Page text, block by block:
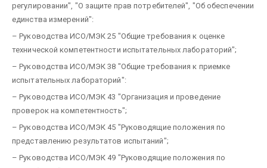
регулировании", "О защите прав потребителей", "Об обеспечении
единства измерений":
– Руководства ИСО/МЭК 25 "Общие требования к оценке
технической компетентности испытательных лабораторий";
– Руководства ИСО/МЭК 38 "Общие требования к приемке
испытательных лабораторий":
– Руководства ИСО/МЭК 43 "Организация и проведение
проверок на компетентность";
– Руководства ИСО/МЭК 45 "Руководящие положения по
представлению результатов испытаний";
– Руководства ИСО/МЭК 49 "Руководящие положения по